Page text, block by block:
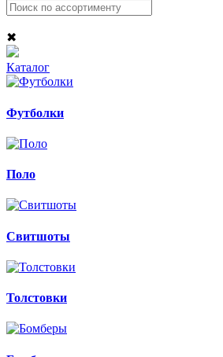
✖
Каталог
Футболки
Поло
Свитшоты
Толстовки